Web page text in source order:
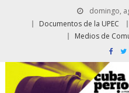
domingo,
Documentos de la UPEC
Medios de